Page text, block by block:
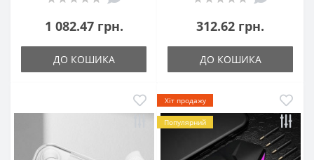
1 082.47 грн.
ДО КОШИКА
312.62 грн.
ДО КОШИКА
Хіт продажу
Популярний